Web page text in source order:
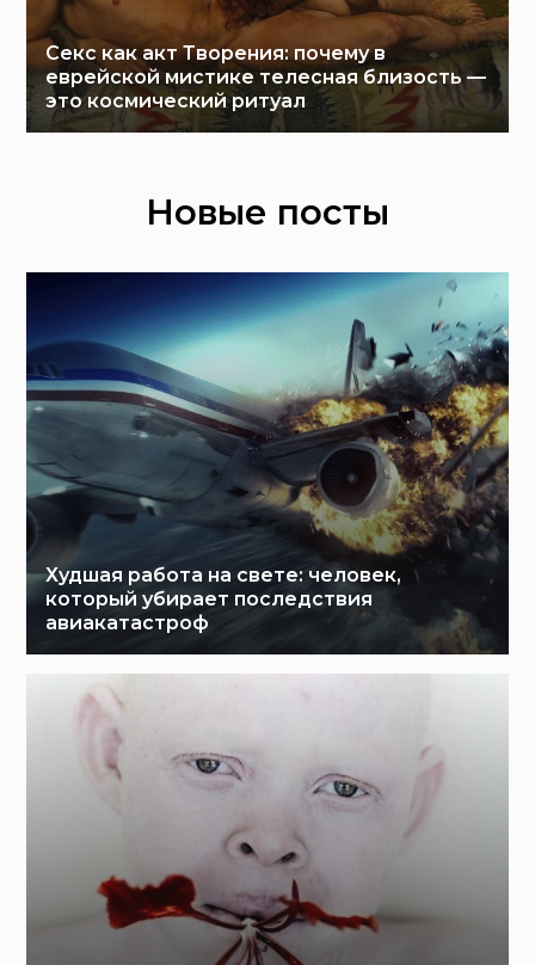
Секс как акт Творения: почему в
еврейской мистике телесная близость —
это космический ритуал
Новые посты
Худшая работа на свете: человек,
который убирает последствия
авиакатастроф